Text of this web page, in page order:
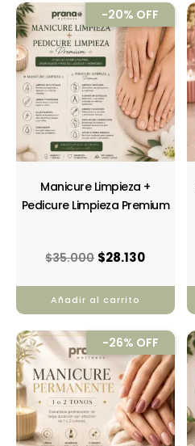
-20% OFF
Manicure Limpieza +
Pedicure Limpieza Premium
$35.000
precio
original
era:
$35.000.
$28.130
El
precio
actual
es:
$28.130.
Añadir al carrito
-26% OFF
precio
original
era:
$21.490.
El
precio
actual
es:
$16.000.